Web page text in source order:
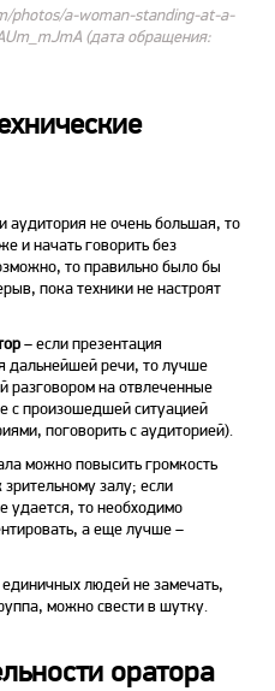
photos/a-woman-standing-at-a-
(дата обращения:
аудитория не очень большая, то
иначатьговорить без
топравильнобыло бы
пока техники не настроят
– если презентация
дальнейшей речи, то лучше
разговором на отвлеченные
с произошедшей ситуацией
поговорить с аудиторией).
можно повысить громкость
залу; если
удается, то необходимо
а еще лучше –
единичныхлюдейне замечать,
можно свести в шутку.
оратора